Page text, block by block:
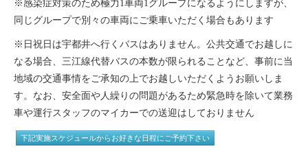
※感染症対策のため極力 1車両1グループになるようにしますが、
同じグループで別々の車両にご乗車いただく場合もあります
※日祝日は宇都井へ行くバスはありません。公共交通でお越しに
なる場合、三江線代替バスの本数が限られることなど、事前に当
地域の交通事情をご承知の上でお越しいただくようお願いしま
す。なお、安全面や人繰りの問題があるため緊急時を除いて業務
車や運行スタッフのマイカーでの送迎はしておりません
下記実施スケジュールからお好きな日程にご予約下さい